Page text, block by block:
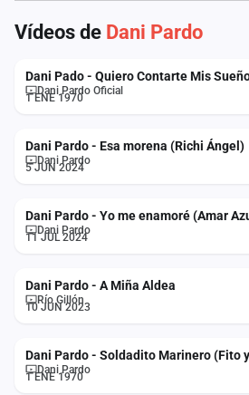
Vídeos de Dani Pardo
Dani Pado - Quiero Contarte Mis
Dani Pardo Oficial
1 ENE 1970
Dani Pardo - Esa morena (Richi Ángel)
Dani Pardo
5 JUN 2024
Dani Pardo - Yo me enamoré (Amar
Dani Pardo
11 JUL 2024
Dani Pardo - A Miña Aldea
Río Gillón
10 JUN 2023
Dani Pardo - Soldadito Marinero (Fito
Dani Pardo
1 ENE 1970
Rankings
Vídeos
Iniciar
Crear
cuenta
Contacto